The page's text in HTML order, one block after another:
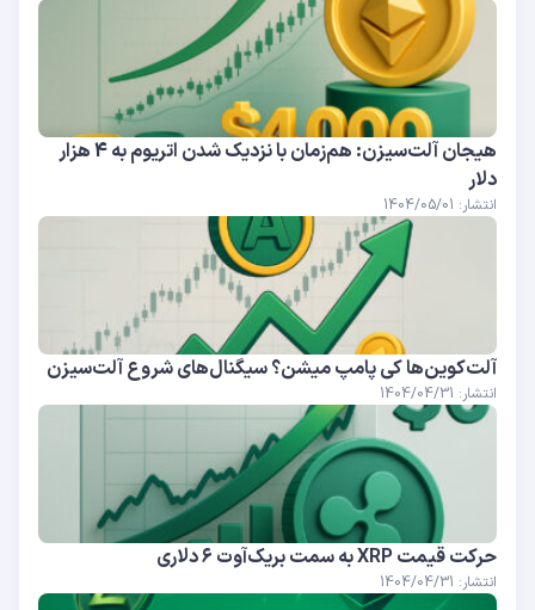
هیجان آلت‌سیزن: هم‌زمان با نزدیک شدن اتریوم به 4 هزار
دلار
انتشار: 1404/05/01
آلت‌کوین‌ها کی پامپ میشن؟ سیگنال‌های شروع آلت‌سیزن
انتشار: 1404/04/31
حرکت قیمت XRP به سمت بریک‌آوت ۶ دلاری
انتشار: 1404/04/31